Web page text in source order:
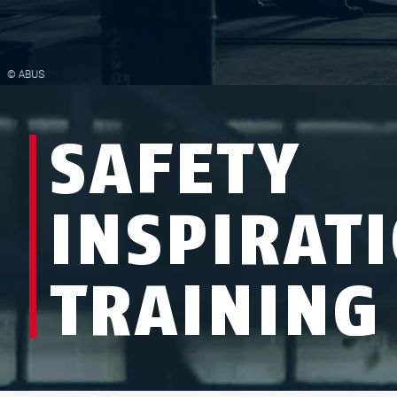
SAFETY
TRAINING